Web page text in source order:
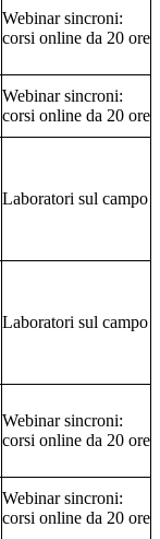
Webinar sincroni:
corsi online da 20 ore
Webinar sincroni:
corsi online da 20 ore
Laboratori sul campo
Laboratori sul campo
Webinar sincroni:
corsi online da 20 ore
Webinar sincroni:
corsi online da 20 ore